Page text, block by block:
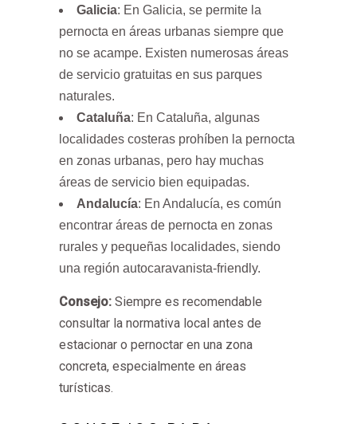
Galicia: En Galicia, se permite la
pernocta en áreas urbanas siempre que
no se acampe. Existen numerosas áreas
de servicio gratuitas en sus parques
naturales.
Cataluña: En Cataluña, algunas
localidades costeras prohíben la pernocta
en zonas urbanas, pero hay muchas
áreas de servicio bien equipadas.
Andalucía: En Andalucía, es común
encontrar áreas de pernocta en zonas
rurales y pequeñas localidades, siendo
una región autocaravanista-friendly.
Consejo: Siempre es recomendable
consultar la normativa local antes de
estacionar o pernoctar en una zona
concreta, especialmente en áreas
turísticas.